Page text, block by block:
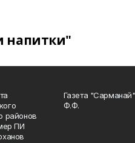
напитки"
районов
ПИ
Газета
Ф.Ф.